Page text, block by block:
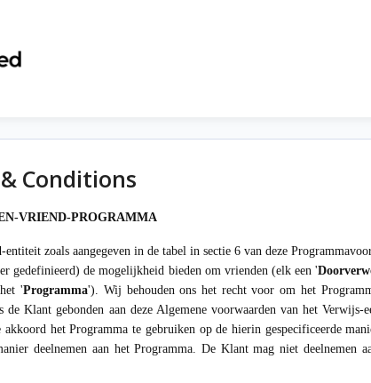
Conditions
VRIEND-PROGRAMMA
entiteit zoals aangegeven in de tabel in sectie 6 van deze
gedefinieerd) de mogelijkheid bieden om vrienden (elk een '
'Programma'). Wij behouden ons het recht voor om het
de Klant gebonden aan deze Algemene voorwaarden van het
akkoord het Programma te gebruiken op de hierin gespecificeerde
deelnemen aan het Programma. De Klant mag niet